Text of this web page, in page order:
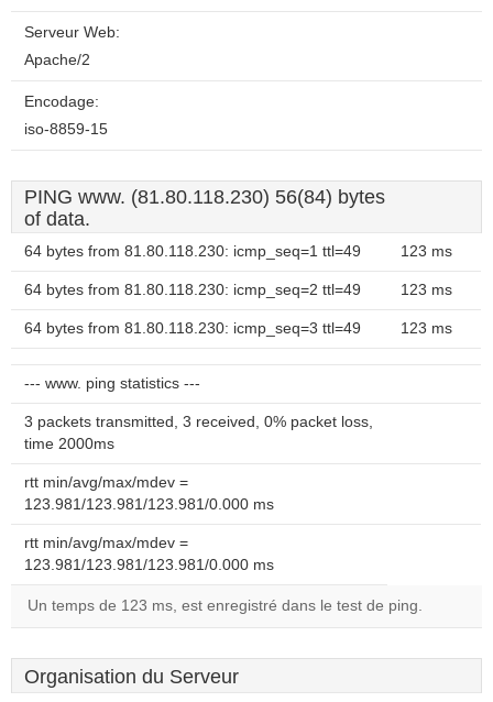
Serveur Web:
Apache/2
Encodage:
iso-8859-15
PING www. (81.80.118.230) 56(84) bytes
of data.
64 bytes from 81.80.118.230: icmp_seq=1 ttl=49 123 ms
64 bytes from 81.80.118.230: icmp_seq=2 ttl=49 123 ms
64 bytes from 81.80.118.230: icmp_seq=3 ttl=49 123 ms
--- www. ping statistics ---
3 packets transmitted, 3 received, 0% packet loss,
time 2000ms
rtt min/avg/max/mdev =
123.981/123.981/123.981/0.000 ms
rtt min/avg/max/mdev =
123.981/123.981/123.981/0.000 ms
Un temps de 123 ms, est enregistré dans le test de ping.
Organisation du Serveur